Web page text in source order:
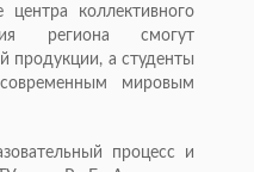
коллективного
региона смогут
продукции, а студенты
мировым
процесс и